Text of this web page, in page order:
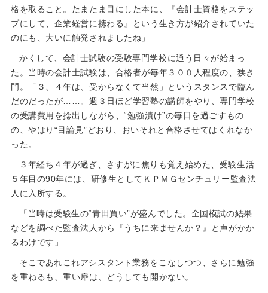
格を取ること。たまたま目にした本に、『会計士資格をステッ
プにして、企業経営に携わる』という生き方が紹介されていた
のにも、大いに触発されましたね」
かくして、会計士試験の受験専門学校に通う日々が始まっ
た。当時の会計士試験は、合格者が毎年３００人程度の、狭き
門。「３、４年は、受からなくて当然」というスタンスで臨ん
だのだったが……。週３日ほど学習塾の講師をやり、専門学校
の受講費用を捻出しながら、“勉強漬け”の毎日を過ごすもの
の、やはり“目論見”どおり、おいそれと合格させてはくれなか
った。
３年経ち４年が過ぎ、さすがに焦りも覚え始めた、受験生活
５年目の90年には、研修生としてＫＰＭＧセンチュリー監査法
人に入所する。
「当時は受験生の“青田買い”が盛んでした。全国模試の結果
などを調べた監査法人から『うちに来ませんか？』と声がかか
るわけです」
そこであれこれアシスタント業務をこなしつつ、さらに勉強
を重ねるも、重い扉は、どうしても開かない。